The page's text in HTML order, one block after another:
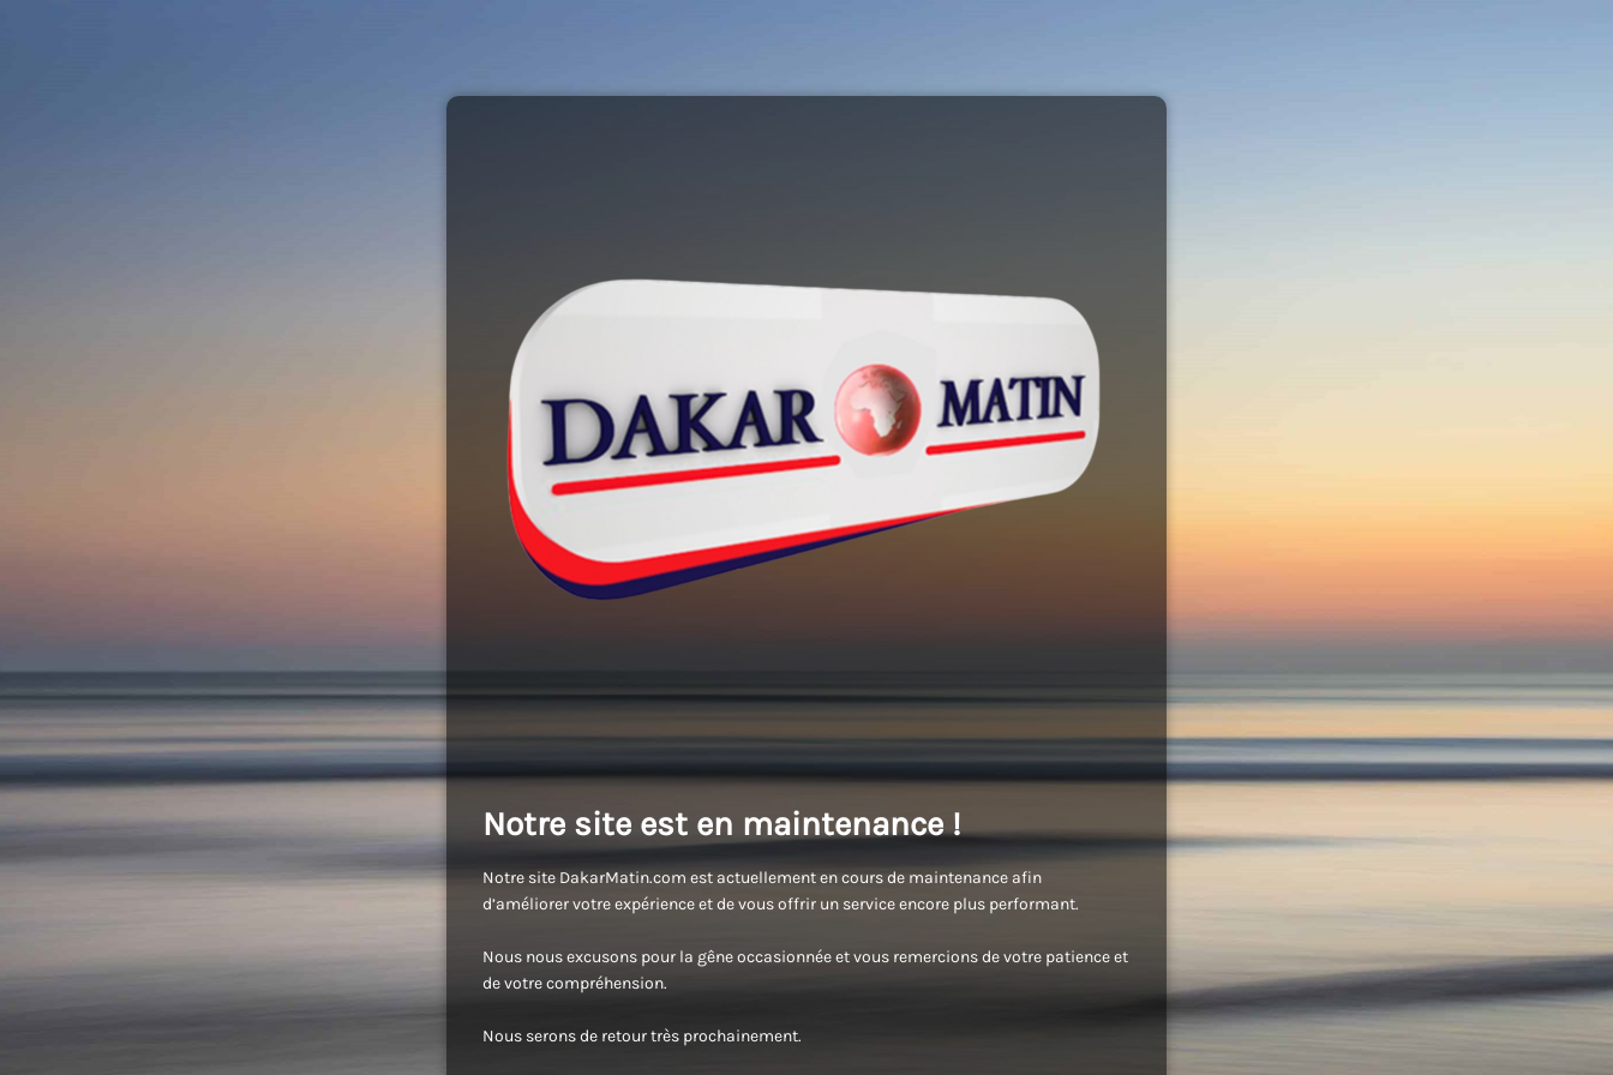
Notre site est en maintenance !
Notre site DakarMatin.com est actuellement en cours de maintenance afin
d’améliorer votre expérience et de vous offrir un service encore plus performant.
Nous nous excusons pour la gêne occasionnée et vous remercions de votre patience et
de votre compréhension.
Nous serons de retour très prochainement.